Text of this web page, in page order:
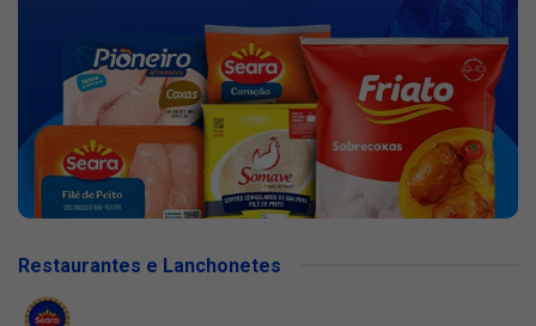
Restaurantes e Lanchonetes